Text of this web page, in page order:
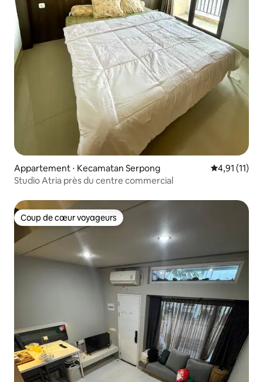
Appartement ⋅ Kecamatan Serpong Évaluation
4,91 (11)
Studio Atria près du centre commercial
Coup de cœur voyageurs
Coup de cœur voyageurs